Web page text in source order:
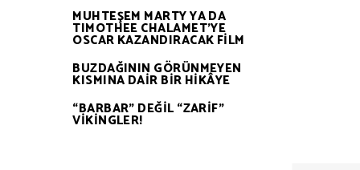
MUHTEŞEM MARTY YA DA
TIMOTHEE CHALAMET’YE
OSCAR KAZANDIRACAK FİLM
BUZDAĞININ GÖRÜNMEYEN
KISMINA DAİR BİR HİKÂYE
“BARBAR” DEĞİL “ZARİF”
VİKİNGLER!